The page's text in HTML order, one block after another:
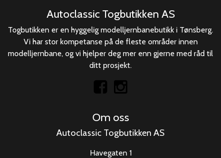
Autoclassic Togbutikken AS
Togbutikken er en hyggelig modelljernbanebutikk i Tønsberg.
Vi har stor kompetanse på de fleste områder innen
modelljernbane, og vi hjelper deg mer enn gjerne med råd til
ditt prosjekt.
Om oss
Autoclassic Togbutikken AS
Havegaten 1